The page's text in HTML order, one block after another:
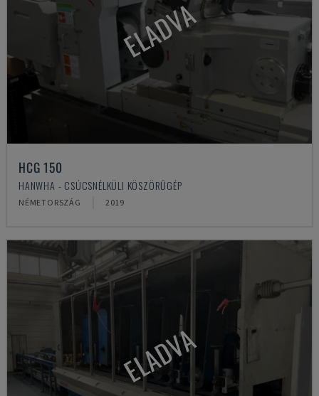
ELADVA
HCG 150
HANWHA - CSÚCSNÉLKÜLI KÖSZÖRŰGÉP
NÉMETORSZÁG 2019
ELADVA